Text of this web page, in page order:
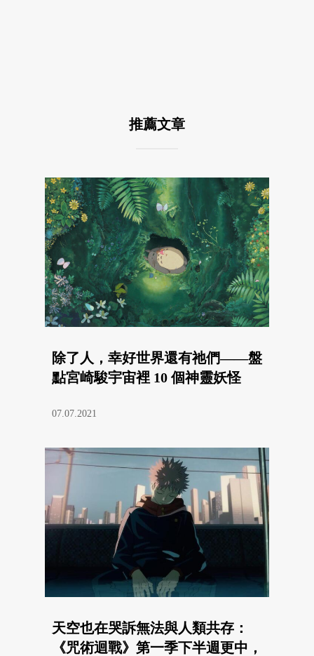
推薦文章
除了人，幸好世界還有祂們——盤
點宮崎駿宇宙裡 10 個神靈妖怪
07.07.2021
天空也在哭訴無法與人類共存：
《咒術迴戰》第一季下半週更中，